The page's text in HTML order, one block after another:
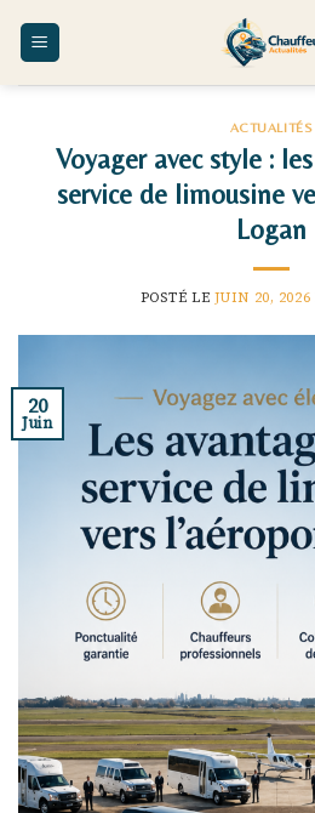
ACTUALITÉS
Voyager avec style :
service de limousine
Logan
POSTÉ LE JUIN 20, 2026
20
Juin